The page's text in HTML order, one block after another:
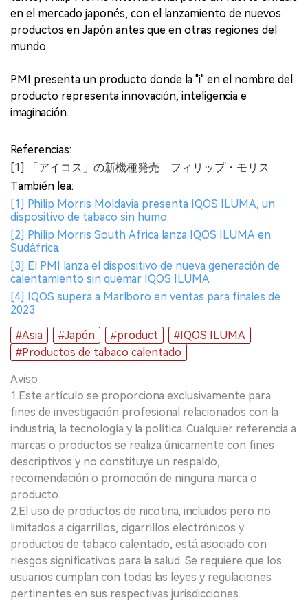
en el mercado japonés, con el lanzamiento de nuevos
productos en Japón antes que en otras regiones del
mundo.
PMI presenta un producto donde la "i" en el nombre del
producto representa innovación, inteligencia e
imaginación.
Referencias:
[1] 「アイコス」の新機種発売 フィリップ・モリス
También lea:
[1] Philip Morris Moldavia presenta IQOS ILUMA, un
dispositivo de tabaco sin humo.
[2] Philip Morris South Africa lanza IQOS ILUMA en
Sudáfrica.
[3] El PMI lanza el dispositivo de nueva generación de
calentamiento sin quemar IQOS ILUMA
[4] IQOS supera a Marlboro en ventas para finales de
2023
#Asia
#Japón #product
#IQOS ILUMA
#Productos de tabaco calentado
Aviso
1.Este artículo se proporciona exclusivamente para
fines de investigación profesional relacionados con la
industria, la tecnología y la política. Cualquier referencia a
marcas o productos se realiza únicamente con fines
descriptivos y no constituye un respaldo,
recomendación o promoción de ninguna marca o
producto.
2.El uso de productos de nicotina, incluidos pero no
limitados a cigarrillos, cigarrillos electrónicos y
productos de tabaco calentado, está asociado con
riesgos significativos para la salud. Se requiere que los
usuarios cumplan con todas las leyes y regulaciones
pertinentes en sus respectivas jurisdicciones.